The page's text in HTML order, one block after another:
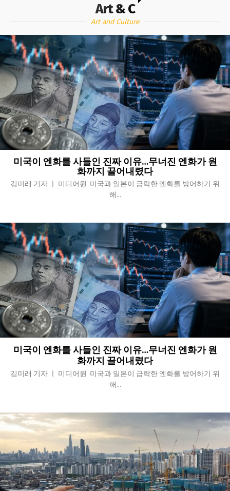
Art & C
Art and Culture
미국이 엔화를 사들인 진짜 이유…무너진 엔화가 원
화까지 끌어내렸다
김미래 기자 ㅣ 미디어원 미국과 일본이 급락한 엔화를 방어하기 위
해...
미국이 엔화를 사들인 진짜 이유…무너진 엔화가 원
화까지 끌어내렸다
김미래 기자 ㅣ 미디어원 미국과 일본이 급락한 엔화를 방어하기 위
해...